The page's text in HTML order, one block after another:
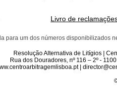
Livro de
para um dos números disponibilizados
Resolução Alternativa de Litígios |
Rua dos Douradores, nº 116 – 2º -
|